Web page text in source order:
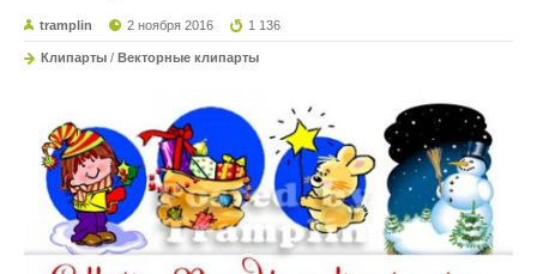
tramplin 2 ноября 2016 1 136
Клипарты / Векторные клипарты